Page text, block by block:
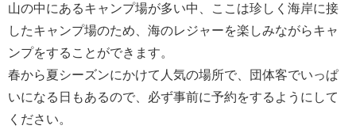
山の中にあるキャンプ場が多い中、ここは珍しく海岸に接
したキャンプ場のため、海のレジャーを楽しみながらキャ
ンプをすることができます。
春から夏シーズンにかけて人気の場所で、団体客でいっぱ
いになる日もあるので、必ず事前に予約をするようにして
ください。